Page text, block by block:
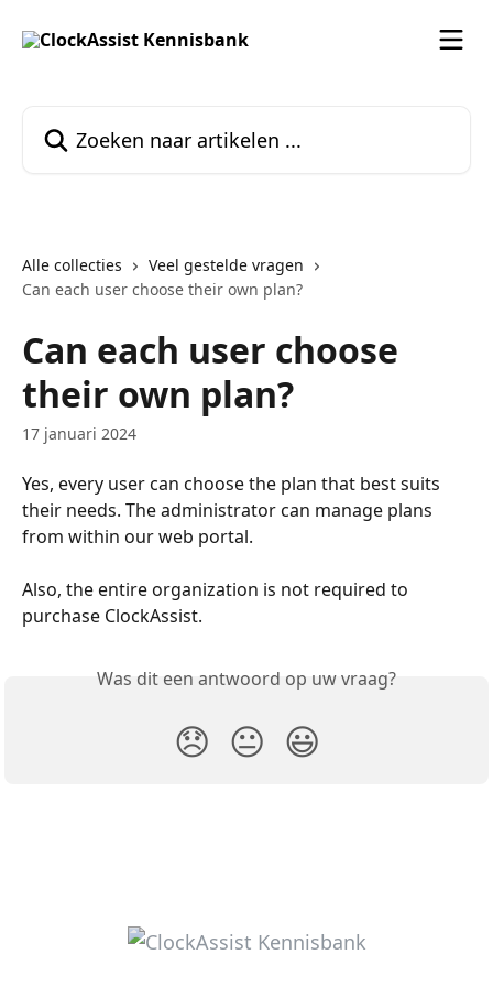
Alle collecties
Veel gestelde vragen
Can each user choose their own plan?
Can each user choose
their own plan?
17 januari 2024
Yes, every user can choose the plan that best suits
their needs. The administrator can manage plans
from within our web portal.
Also, the entire organization is not required to
purchase ClockAssist.
Was dit een antwoord op uw vraag?
😞 😐 😃